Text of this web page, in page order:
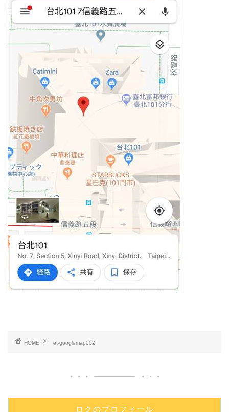
HOME et-googlemap002
ロクのプロフィール